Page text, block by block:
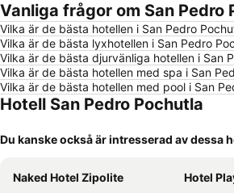
Vanliga frågor om San Pedro
Vilka är de bästa hotellen i San Pedro
Vilka är de bästa lyxhotellen i San Pedro
Vilka är de bästa djurvänliga hotellen i San
Vilka är de bästa hotellen med spa i San
Vilka är de bästa hotellen med pool i San
Hotell San Pedro Pochutla
Du kanske också är intresserad av dessa
Naked Hotel Zipolite
Hotel